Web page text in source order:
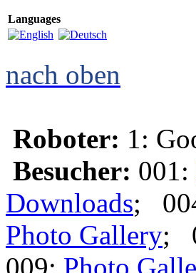
Languages
nach oben
Roboter: 1:
Besucher: 001:
Downloads;
Photo Gallery;